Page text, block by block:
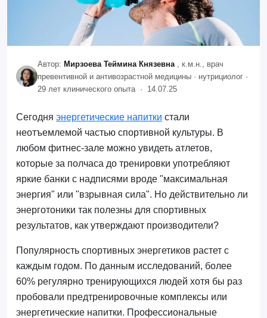
Автор: Мирзоева Теймина Князевна
, к.м.н., врач
превентивной и антивозрастной медицины · нутрициолог ·
29 лет клинического опыта · 14.07.25
Сегодня энергетические напитки стали
неотъемлемой частью спортивной культуры. В
любом фитнес-зале можно увидеть атлетов,
которые за полчаса до тренировки употребляют
яркие банки с надписями вроде "максимальная
энергия" или "взрывная сила". Но действительно ли
энерготоники так полезны для спортивных
результатов, как утверждают производители?
Популярность спортивных энергетиков растет с
каждым годом. По данным исследований, более
60% регулярно тренирующихся людей хотя бы раз
пробовали предтренировочные комплексы или
энергетические напитки. Профессиональные